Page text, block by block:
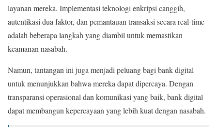
layanan mereka. Implementasi teknologi enkripsi canggih,
autentikasi dua faktor, dan pemantauan transaksi secara real-time
adalah beberapa langkah yang diambil untuk memastikan
keamanan nasabah.
Namun, tantangan ini juga menjadi peluang bagi bank digital
untuk menunjukkan bahwa mereka dapat dipercaya. Dengan
transparansi operasional dan komunikasi yang baik, bank digital
dapat membangun kepercayaan yang lebih kuat dengan nasabah.